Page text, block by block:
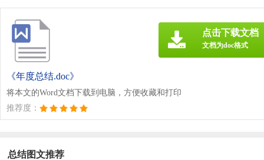
《年度总结.doc》
将本文的Word文档下载到电脑，方便收藏和打印
推荐度：
点击下载文档
文档为doc格式
总结图文推荐